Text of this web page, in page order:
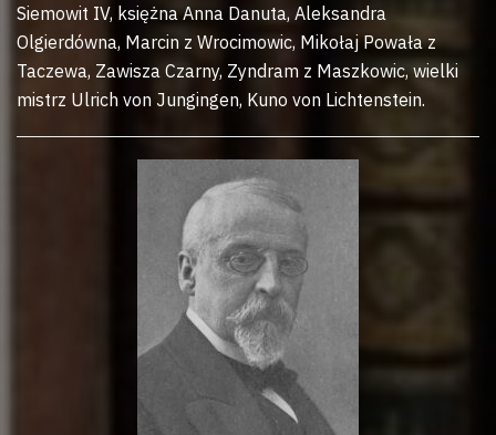
Siemowit IV, księżna Anna Danuta, Aleksandra
Olgierdówna, Marcin z Wrocimowic, Mikołaj Powała z
Taczewa, Zawisza Czarny, Zyndram z Maszkowic, wielki
mistrz Ulrich von Jungingen, Kuno von Lichtenstein.